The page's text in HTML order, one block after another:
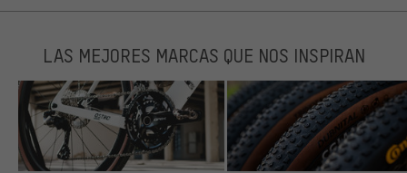
LAS MEJORES MARCAS QUE NOS INSPIRAN